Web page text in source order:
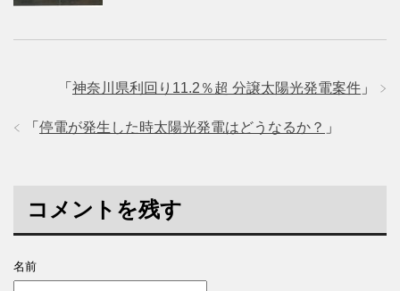
「 神奈川県利回り11.2％超 分譲太陽光発電案件 」
「 停電が発生した時太陽光発電はどうなるか？ 」
コメントを残す
名前